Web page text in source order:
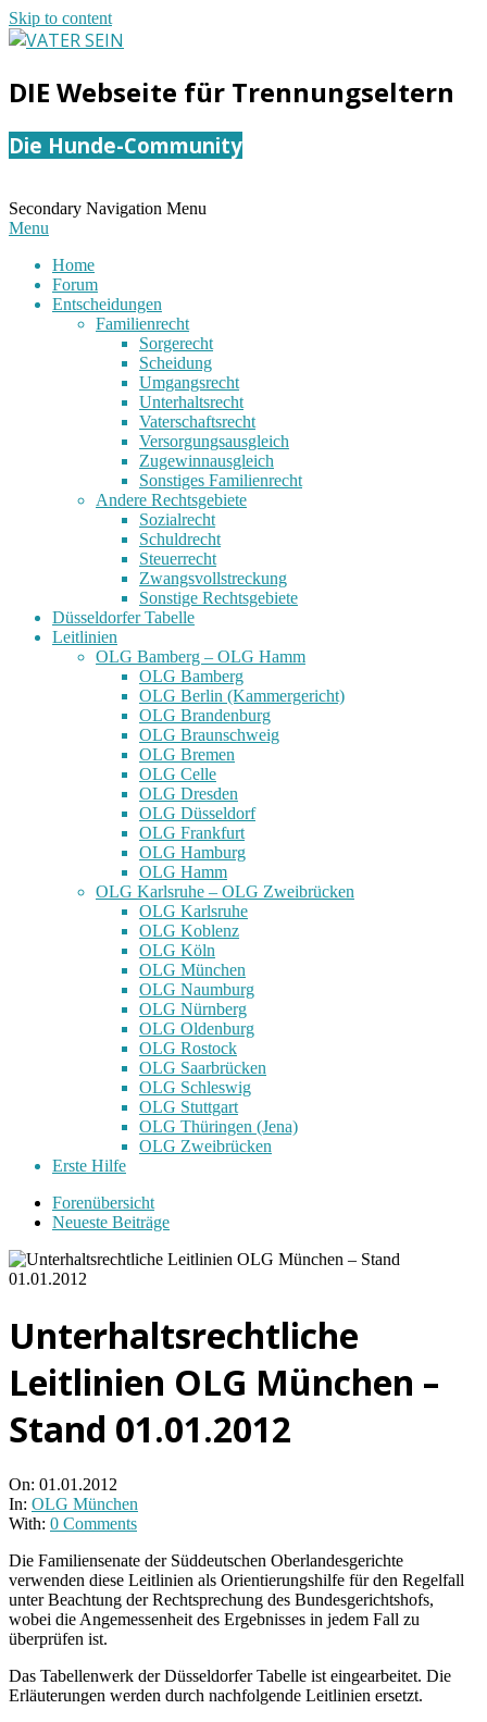
Skip to content
SEIN
DIE Webseite für Trennungseltern
Die Hunde-Community
Secondary Navigation Menu
Menu
Home
Forum
Entscheidungen
Familienrecht
Sorgerecht
Scheidung
Umgangsrecht
Unterhaltsrecht
Vaterschaftsrecht
Versorgungsausgleich
Zugewinnausgleich
Sonstiges Familienrecht
Andere Rechtsgebiete
Sozialrecht
Schuldrecht
Steuerrecht
Zwangsvollstreckung
Sonstige Rechtsgebiete
Düsseldorfer Tabelle
Leitlinien
OLG Bamberg – OLG Hamm
OLG Bamberg
OLG Berlin (Kammergericht)
OLG Brandenburg
OLG Braunschweig
OLG Bremen
OLG Celle
OLG Dresden
OLG Düsseldorf
OLG Frankfurt
OLG Hamburg
OLG Hamm
OLG Karlsruhe – OLG Zweibrücken
OLG Karlsruhe
OLG Koblenz
OLG Köln
OLG München
OLG Naumburg
OLG Nürnberg
OLG Oldenburg
OLG Rostock
OLG Saarbrücken
OLG Schleswig
OLG Stuttgart
OLG Thüringen (Jena)
OLG Zweibrücken
Erste Hilfe
Forenübersicht
Neueste Beiträge
Unterhaltsrechtliche
Leitlinien OLG München –
Stand 01.01.2012
On: 01.01.2012
In: OLG München
With: 0 Comments
Die Familiensenate der Süddeutschen Oberlandesgerichte
verwenden diese Leitlinien als Orientierungshilfe für den Regelfall
unter Beachtung der Rechtsprechung des Bundesgerichtshofs,
wobei die Angemessenheit des Ergebnisses in jedem Fall zu
überprüfen ist.
Das Tabellenwerk der Düsseldorfer Tabelle ist eingearbeitet. Die
Erläuterungen werden durch nachfolgende Leitlinien ersetzt.